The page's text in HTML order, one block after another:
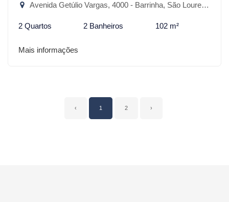
Avenida Getúlio Vargas, 4000 - Barrinha, São Lourenço do Sul-RS
2 Quartos 2 Banheiros 102 m²
Mais informações
‹ 1 2 ›